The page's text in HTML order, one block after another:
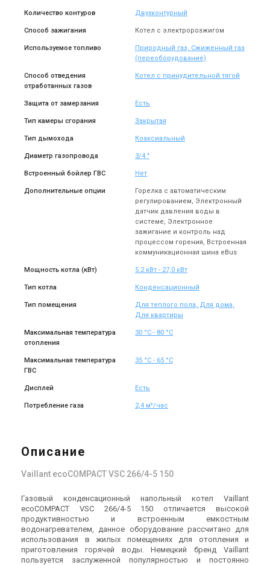
Количество контуров Двухконтурный
Способ зажигания Котел с электророзжигом
Используемое топливо
Природный газ, Сжиженный газ
(переоборудование)
Способ отведения
отработанных газов
Котел с принудительной тягой
Защита от замерзания Есть
Тип камеры сгорания Закрытая
Тип дымохода Коаксиальный
Диаметр газопровода 3/4 "
Встроенный бойлер ГВС Нет
Дополнительные опции
Горелка с автоматическим
регулированием, Электронный
датчик давления воды в
системе, Электронное
зажигание и контроль над
процессом горения, Встроенная
коммуникационная шина eBus
Мощность котла (кВт) 5.2 кВт - 27,0 кВт
Тип котла Конденсационный
Тип помещения
Для теплого пола, Для дома,
Для квартиры
Максимальная температура
отопления
30 °С - 80 °С
Максимальная температура
ГВС
35 °С - 65 °С
Дисплей Есть
Потребление газа 2,4 м³/час
Описание
Vaillant ecoCOMPACT VSC 266/4-5 150
Газовый конденсационный напольный котел Vaillant
ecoCOMPACT VSC 266/4-5 150 отличается высокой
продуктивностью и встроенным емкостным
водонагревателем, данное оборудование рассчитано для
использования в жилых помещениях для отопления и
приготовления горячей воды. Немецкий бренд Vaillant
пользуется заслуженной популярностью и постоянно